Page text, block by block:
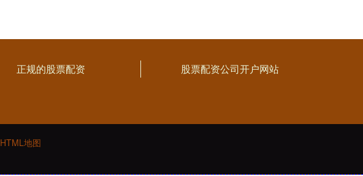
正规的股票配资 股票配资公司开户网站
HTML地图